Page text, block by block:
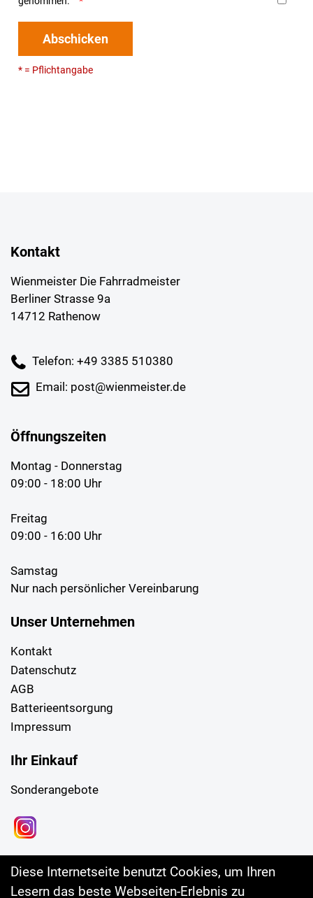
Abschicken
* = Pflichtangabe
Kontakt
Wienmeister Die Fahrradmeister
Berliner Strasse 9a
14712 Rathenow
Telefon: +49 3385 510380
Email: post@wienmeister.de
Öffnungszeiten
Montag - Donnerstag
09:00 - 18:00 Uhr
Freitag
09:00 - 16:00 Uhr
Samstag
Nur nach persönlicher Vereinbarung
Unser Unternehmen
Kontakt
Datenschutz
AGB
Batterieentsorgung
Impressum
Ihr Einkauf
Sonderangebote
Diese Internetseite benutzt Cookies, um Ihren
Lesern das beste Webseiten-Erlebnis zu